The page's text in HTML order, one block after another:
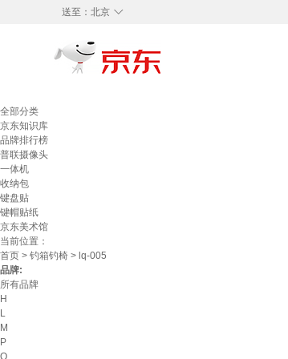
◇
送至： 北京
全部分类
京东知识库
品牌排行榜
普联摄像头
一体机
收纳包
键盘贴
键帽贴纸
京东美术馆
当前位置：
首页 > 钓箱钓椅 > lq-005
品牌:
所有品牌
H
L
M
P
Q